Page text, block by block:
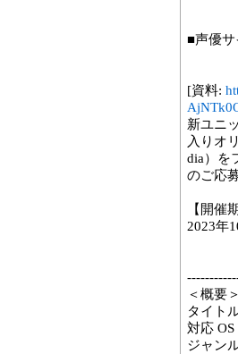
■声優サ
[資料:
新ユニ
入りオ
dia）を
のご応
【開催
2023年
＜概要＞
タイト
対応
ジャン